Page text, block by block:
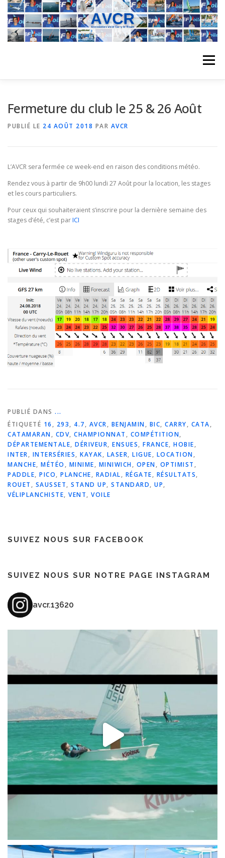
Aller
contenu
Menu
PLANNING DES COURS REVUES DE PRESSE
Fermeture du club le 25 & 26 Août
PUBLIÉ LE 24 AOÛT 2018 PAR AVCR
L’AVCR sera fermée ce week-end en raison des conditions météo.
Rendez vous à partir de 9h00 lundi 27 Août pour la location, les stages
et les cours particuliers.
Pour ceux qui souhaiteraient s’inscrire pour la dernière semaine des
stages d’été, c’est parICI
PUBLIÉ DANS ...
ÉTIQUETÉ 16 , 293, 4.7, AVCR, BENJAMIN, BIC, CARRY, CATA,
CATAMARAN, CDV, CHAMPIONNAT , COMPÉTITION,
DÉPARTEMENTALE, DÉRIVEUR, ENSUES, FRANCE, HOBIE,
INTER, INTERSÉRIES, KAYAK, LASER, LIGUE, LOCATION,
MANCHE, MÉTÉO , MINIME, MINIWICH, OPEN, OPTIMIST ,
PADDLE, PICO, PLANCHE, RADIAL, RÉGATE, RÉSULTATS,
ROUET , SAUSSET, STAND UP, STANDARD, UP,
VÉLIPLANCHISTE, VENT, VOILE
SUIVEZ NOUS SUR FACEBOOK
SUIVEZ NOUS SUR NOTRE PAGE INSTAGRAM
avcr.13620